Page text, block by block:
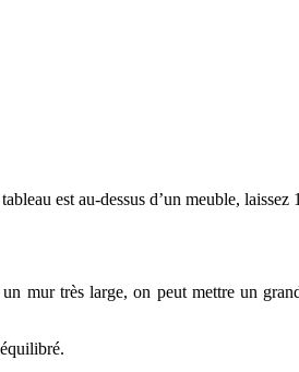
est au-dessus d’un meuble, laissez
mur très large, on peut mettre un